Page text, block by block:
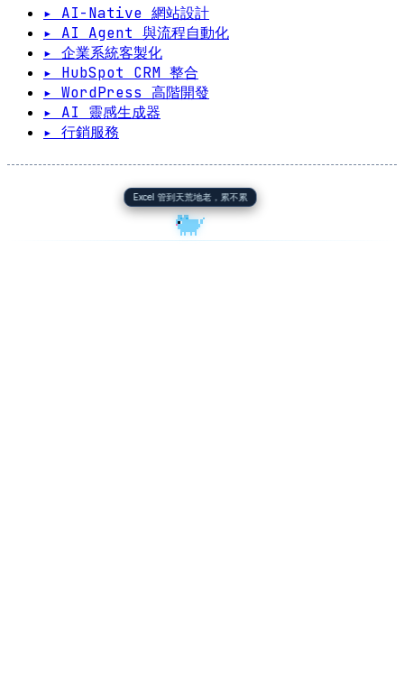
▸ AI-Native 網站設計
▸ AI Agent 與流程自動化
▸ 企業系統客製化
▸ HubSpot CRM 整合
▸ WordPress 高階開發
▸ AI 靈感生成器
▸ 行銷服務
Excel 管到天荒地老，累不累